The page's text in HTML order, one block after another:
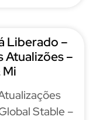
Liberado –
Atualizões –
Mi
Stable –